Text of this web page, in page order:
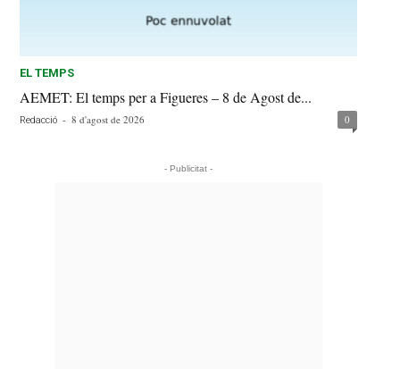
EL TEMPS
AEMET: El temps per a Figueres – 8 de Agost de...
Redacció - 8 d'agost de 2026 0
- Publicitat -